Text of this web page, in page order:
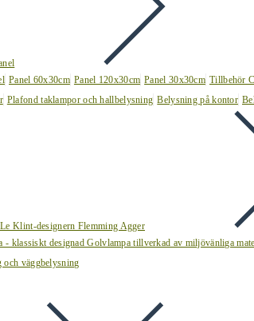
Panel 60x30cm Panel 120x30cm Panel 30x30cm Tillbehör
Plafond taklampor och hallbelysning Belysning på kontor
Klint-designern Flemming Agger
- klassiskt designad Golvlampa tillverkad av miljövänliga
väggbelysning